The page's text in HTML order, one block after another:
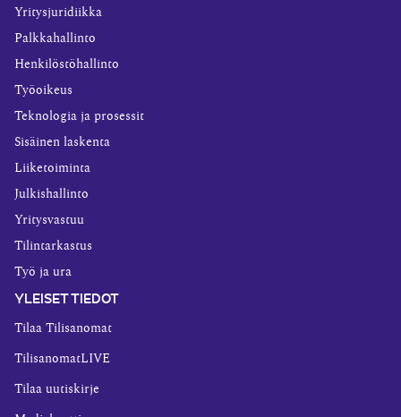
Yritysjuridiikka
Palkkahallinto
Henkilöstöhallinto
Työoikeus
Teknologia ja prosessit
Sisäinen laskenta
Liiketoiminta
Julkishallinto
Yritysvastuu
Tilintarkastus
Työ ja ura
YLEISET TIEDOT
Tilaa Tilisanomat
TilisanomatLIVE
Tilaa uutiskirje